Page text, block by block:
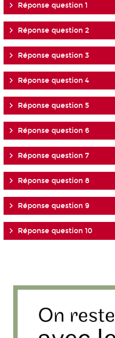
Réponse question 1
Réponse question 2
Réponse question 3
Réponse question 4
Réponse question 5
Réponse question 6
Réponse question 7
Réponse question 8
Réponse question 9
Réponse question 10